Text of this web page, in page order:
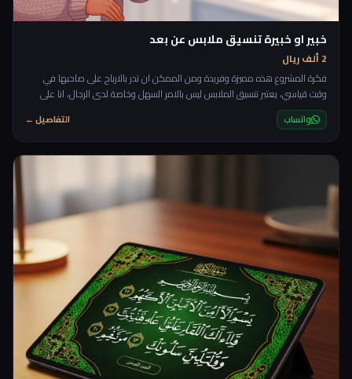
خبير او خبيرة تنسيق ملابس عن بعد
2 ألف ريال
فكرة المشروع هذه مميزة وفريدة ومن الممكن ان تدر بالارباح على صاحبها في
وقت قياسي، يعتبر تنسيق الملابس ليس بالامر السهل وخاصة لدى الرجال، انا على
سبيل المثال بامكاني مساعدتك في اي شيئ بغض النظر هن تعقيده الا انني لم ولن
استطيع ان انسق ملابسي بحيث تكون عصرية وجميلة لذا دائما ما ابحث عن لبسة
جاهزة او اذهب الى صاحب محل لديه ذوق في تنسيق الملابس، ولا شك انني خرجت
من بعض محلات الملابس مثير للسخرية بعد ا
واتساب التفاصيل ←